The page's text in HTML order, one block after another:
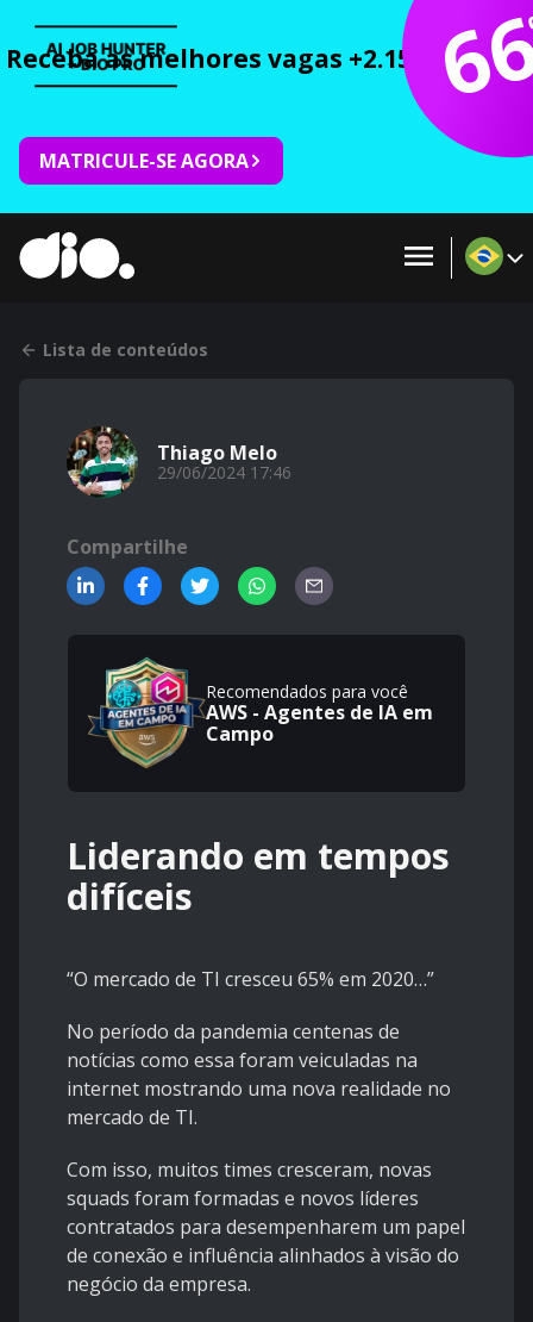
Receba as melhores vagas +2.150 cursos
MATRICULE-SE AGORA
Lista de conteúdos
Thiago Melo
29/06/2024 17:46
Compartilhe
Recomendados para você
AWS - Agentes de IA em
Campo
Liderando em tempos
difíceis
“O mercado de TI cresceu 65% em 2020…”
No período da pandemia centenas de
notícias como essa foram veiculadas na
internet mostrando uma nova realidade no
mercado de TI.
Com isso, muitos times cresceram, novas
squads foram formadas e novos líderes
contratados para desempenharem um papel
de conexão e influência alinhados à visão do
negócio da empresa.